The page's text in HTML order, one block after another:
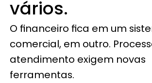
vários.
O financeiro fica em um
comercial, em outro.
atendimento exigem novas
ferramentas.